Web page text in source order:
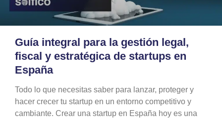
Guía integral para la gestión legal,
fiscal y estratégica de startups en
España
Todo lo que necesitas saber para lanzar, proteger y
hacer crecer tu startup en un entorno competitivo y
cambiante. Crear una startup en España hoy es una